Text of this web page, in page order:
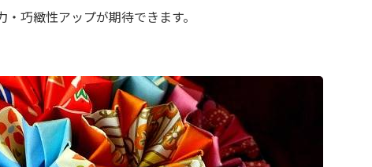
巧緻性アップが期待できます。